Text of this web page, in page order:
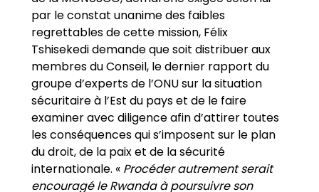
par le constat unanime des faibles
regrettables de cette mission, Félix
Tshisekedi demande que soit distribuer aux
membres du Conseil, le dernier rapport du
groupe d’experts de l’ONU sur la situation
sécuritaire à l’Est du pays et de le faire
examiner avec diligence afin d’attirer toutes
les conséquences qui s’imposent sur le plan
du droit, de la paix et de la sécurité
internationale. « Procéder autrement serait
encouragé le Rwanda à poursuivre son